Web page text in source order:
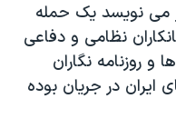
می نویسد یک حمله
نظامی و دفاعی
و روزنامه نگاران
در جریان بوده